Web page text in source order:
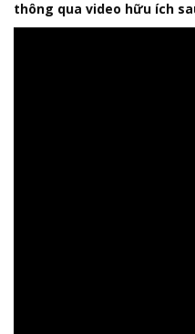
thông qua video hữu ích